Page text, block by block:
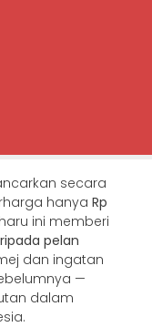
secara
hanya Rp
ini memberi
pelan
dan ingatan
—
dalam